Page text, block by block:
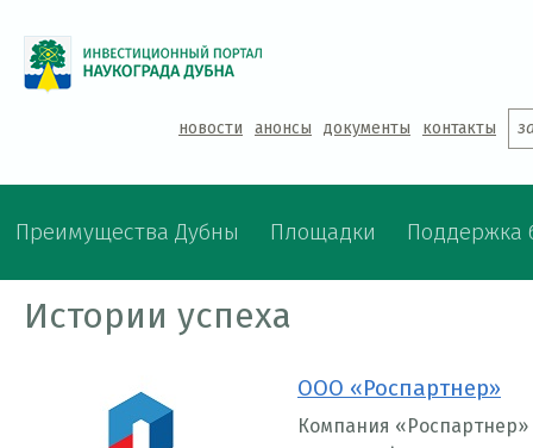
новости анонсы документы контакты
Преимущества Дубны Площадки Поддержка
Истории успеха
ООО «Роспартнер»
Компания «Роспартнер»